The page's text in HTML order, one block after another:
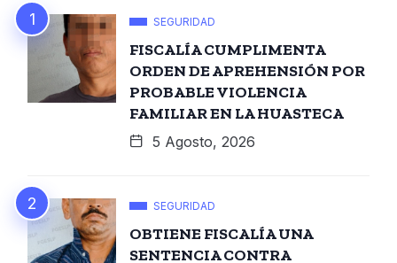
SEGURIDAD
FISCALÍA CUMPLIMENTA
ORDEN DE APREHENSIÓN POR
PROBABLE VIOLENCIA
FAMILIAR EN LA HUASTECA
5 Agosto, 2026
SEGURIDAD
OBTIENE FISCALÍA UNA
SENTENCIA CONTRA